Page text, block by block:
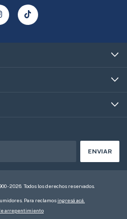
- 2026. Todos los derechos reservados.
Para reclamos ingresá acá.
arrepentimiento